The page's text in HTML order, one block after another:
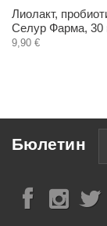
Лиолакт,
Селур Фарма, 30
9,90 €
Бюлетин